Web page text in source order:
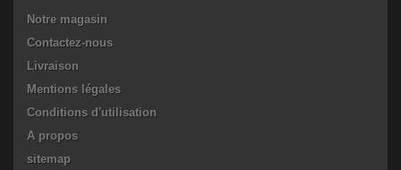
Notre magasin
Contactez-nous
Livraison
Mentions légales
Conditions d'utilisation
A propos
sitemap